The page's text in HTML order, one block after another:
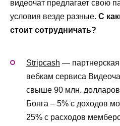
видеочат предлагает свою
условия везде разные. С
стоит сотрудничать?
Stripcash —
вебкам сервиса
свыше 90 млн.
Бонга – 5% с доходов
25% с расходов